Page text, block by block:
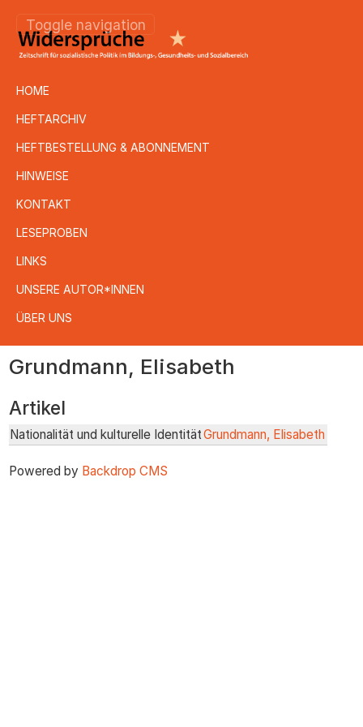
Toggle navigation
HOME
HEFTARCHIV
HEFTBESTELLUNG & ABONNEMENT
HINWEISE
KONTAKT
LESEPROBEN
LINKS
UNSERE AUTOR*INNEN
ÜBER UNS
zum
Grundmann, Elisabeth
Artikel
Nationalität und kulturelle IdentitätGrundmann, Elisabeth
Powered by Backdrop CMS